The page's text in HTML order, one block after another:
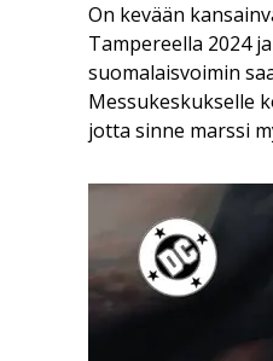
On kevään
Tampereella 2024
suomalaisvoimin
Messukeskukselle
jotta sinne marssi